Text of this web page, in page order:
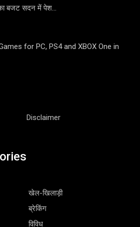
बजट सदन में पेश…
for PC, PS4 and XBOX One in
Disclaimer
खेल-खिलाड़ी
ब्रेकिंग
विविध